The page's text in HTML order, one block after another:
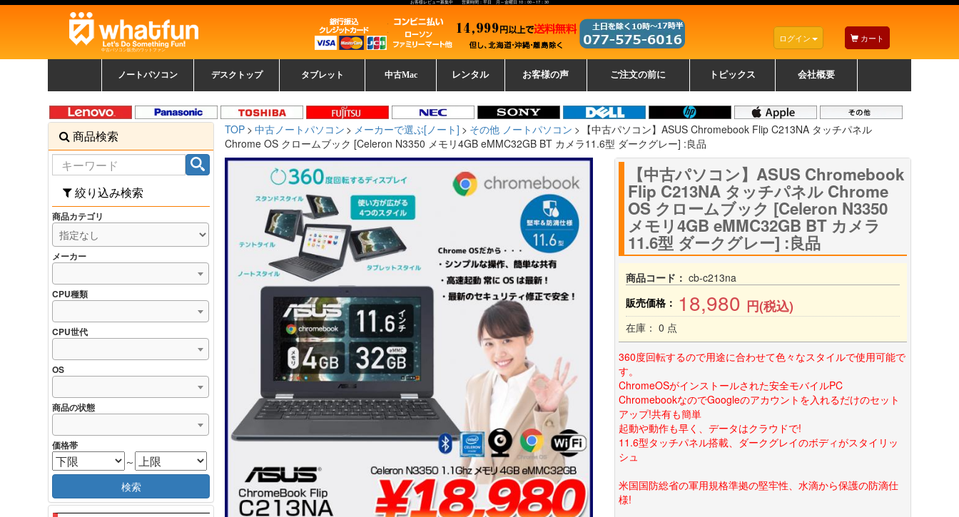
お客様レビュー募集中 営業時間：平日 月～金曜日 10：00～17：30
中古パソコン販売のワットファン
ログイン カート
ノートパソコン
覧
パソコン
ッカード
デスクトップ
中古デスクトップ一覧
新品デスクトップ一
覧
ゲーミングパソコン
トレーディングパソ
コン
ッカード
タブレット 中古Mac レンタル お客様の声 ご注文の前に トピックス 会社概要
TOP 中古ノートパソコン メーカーで選ぶ[ノート] その他 ノートパソコン
【中古パソコン】ASUS Chromebook Flip C213NA タッチパネル
Chrome OS クロームブック [Celeron N3350 メモリ4GB eMMC32GB BT カメラ11.6型 ダークグレー] :良品
【中古パソコン】ASUS Chromebook
Flip C213NA タッチパネル Chrome
OS クロームブック [Celeron N3350
メモリ4GB eMMC32GB BT カメラ
11.6型 ダークグレー] :良品
商品コード： cb-c213na
販売価格： 18,980 円(税込)
在庫： 0 点
360度回転するので用途に合わせて色々なスタイルで使用可能で
す。
ChromeOSがインストールされた安全モバイルPC
ChromebookなのでGoogleのアカウントを入れるだけのセット
アップ!共有も簡単
起動や動作も早く、データはクラウドで!
11.6型タッチパネル搭載、ダークグレイのボディがスタイリッ
シュ
米国国防総省の軍用規格準拠の堅牢性、水滴から保護の防滴仕
様!
商品検索
絞り込み検索
商品カテゴリ
メーカー
CPU種類
CPU世代
OS
商品の状態
価格帯
～
検索